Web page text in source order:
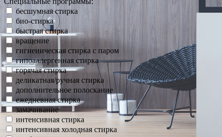
бесшумная стирка
био-стирка
быстрая стирка
вращение
гигиеническая стирка с паром
гипоаллергенная стирка
горячая стирка
деликатная/ручная стирка
дополнительное полоскание
ежедневная стирка
замачивание
интенсивная стирка
интенсивная холодная стирка